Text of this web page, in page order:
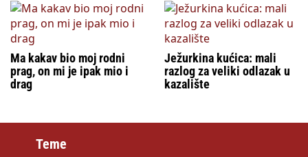
Ma kakav bio moj rodni
prag, on mi je ipak mio i
drag
Ježurkina kućica: mali
razlog za veliki odlazak u
kazalište
Teme